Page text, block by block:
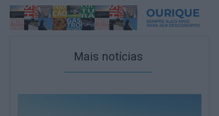
Mais notícias